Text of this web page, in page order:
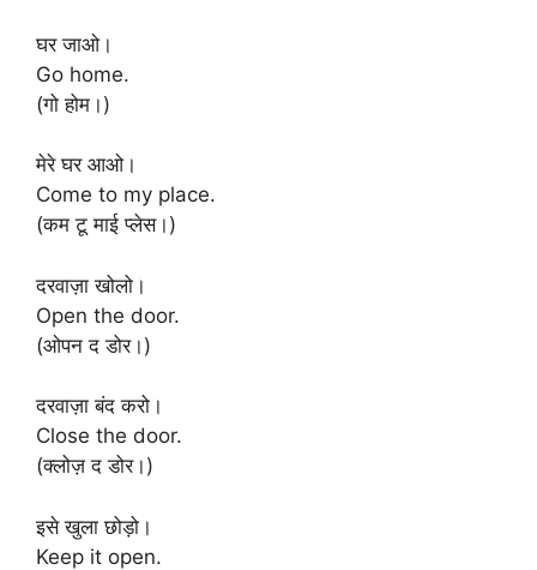
घर जाओ।
Go home.
(गो होम।)
मेरे घर आओ।
Come to my place.
(कम टू माई प्लेस।)
दरवाज़ा खोलो।
Open the door.
(ओपन द डोर।)
दरवाज़ा बंद करो।
Close the door.
(क्लोज़ द डोर।)
इसे खुला छोड़ो।
Keep it open.